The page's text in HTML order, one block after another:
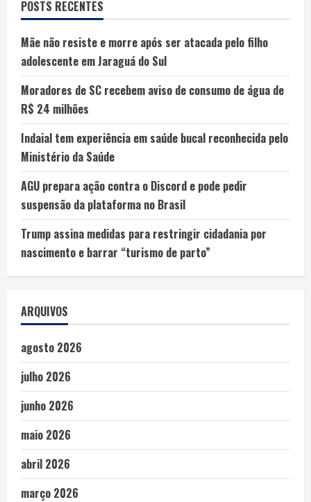
POSTS RECENTES
Mãe não resiste e morre após ser atacada pelo filho
adolescente em Jaraguá do Sul
Moradores de SC recebem aviso de consumo de água de
R$ 24 milhões
Indaial tem experiência em saúde bucal reconhecida pelo
Ministério da Saúde
AGU prepara ação contra o Discord e pode pedir
suspensão da plataforma no Brasil
Trump assina medidas para restringir cidadania por
nascimento e barrar “turismo de parto”
ARQUIVOS
agosto 2026
julho 2026
junho 2026
maio 2026
abril 2026
março 2026